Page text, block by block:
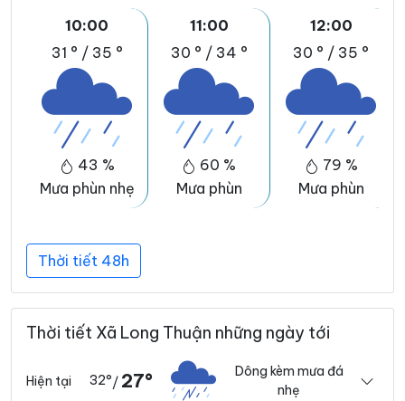
10:00
31 ° / 35 °
43 %
Mưa phùn nhẹ
11:00
30 ° / 34 °
60 %
Mưa phùn
12:00
30 ° / 35 °
79 %
Mưa phùn
Thời tiết 48h
Thời tiết Xã Long Thuận những ngày tới
Hiện tại 32°/ 27°
Dông kèm mưa đá
nhẹ